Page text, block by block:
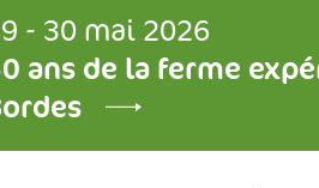
- 30 mai 2026
ans de la ferme